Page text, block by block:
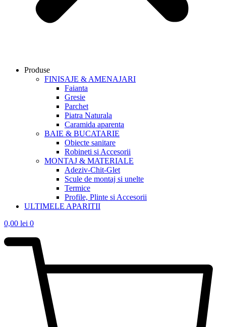
Produse
FINISAJE & AMENAJARI
Faianta
Gresie
Parchet
Piatra Naturala
Caramida aparenta
BAIE & BUCATARIE
Obiecte sanitare
Robineti si Accesorii
MONTAJ & MATERIALE
Adeziv-Chit-Glet
Scule de montaj si unelte
Termice
Profile, Plinte si Accesorii
ULTIMELE APARITII
0,00 lei 0